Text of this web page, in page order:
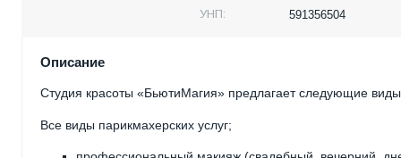
УНП:
591356504
Описание
Студия красоты «БьютиМагия» предлагает следующие виды
Все виды парикмахерских услуг;